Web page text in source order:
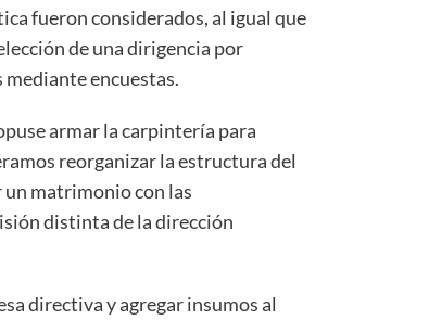
fueron considerados, al igual que
de una dirigencia por
mediante encuestas.
armar la carpintería para
reorganizar la estructura del
matrimonio con las
distinta de la dirección
directiva y agregar insumos al